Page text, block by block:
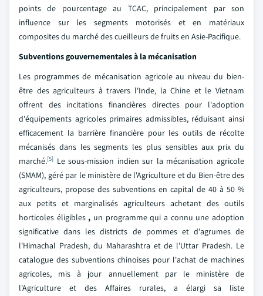
points de pourcentage au TCAC, principalement par son
influence sur les segments motorisés et en matériaux
composites du marché des cueilleurs de fruits en Asie-Pacifique.
Subventions gouvernementales à la mécanisation
Les programmes de mécanisation agricole au niveau du bien-
être des agriculteurs à travers l'Inde, la Chine et le Vietnam
offrent des incitations financières directes pour l'adoption
d'équipements agricoles primaires admissibles, réduisant ainsi
efficacement la barrière financière pour les outils de récolte
mécanisés dans les segments les plus sensibles aux prix du
marché.[5] Le sous-mission indien sur la mécanisation agricole
(SMAM), géré par le ministère de l'Agriculture et du Bien-être des
agriculteurs, propose des subventions en capital de 40 à 50 %
aux petits et marginalisés agriculteurs achetant des outils
horticoles éligibles , un programme qui a connu une adoption
significative dans les districts de pommes et d'agrumes de
l'Himachal Pradesh, du Maharashtra et de l'Uttar Pradesh. Le
catalogue des subventions chinoises pour l'achat de machines
agricoles, mis à jour annuellement par le ministère de
l'Agriculture et des Affaires rurales, a élargi sa liste